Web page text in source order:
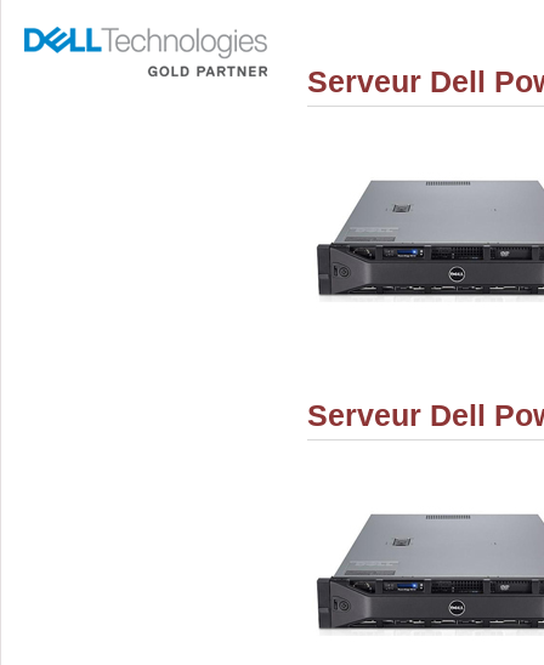
Serveur Dell
Serveur Dell